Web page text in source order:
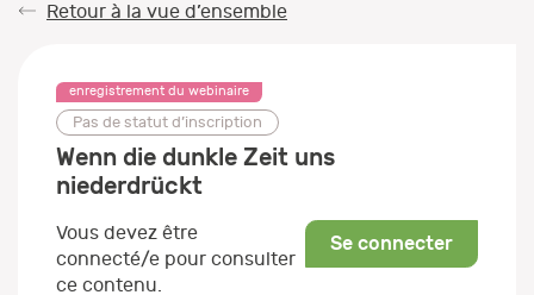
Retour à la vue d’ensemble
enregistrement du webinaire
Pas de statut d’inscription
Wenn die dunkle Zeit uns
niederdrückt
Se connecter
Vous devez être
connecté/e pour consulter
ce contenu.